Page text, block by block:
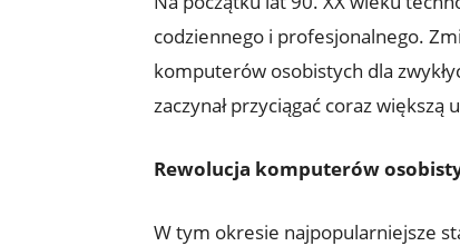
codziennego i profesjonalnego.
komputerów osobistych dla
zaczynał przyciągać coraz
Rewolucja komputerów
W tym okresie najpopularniejsze